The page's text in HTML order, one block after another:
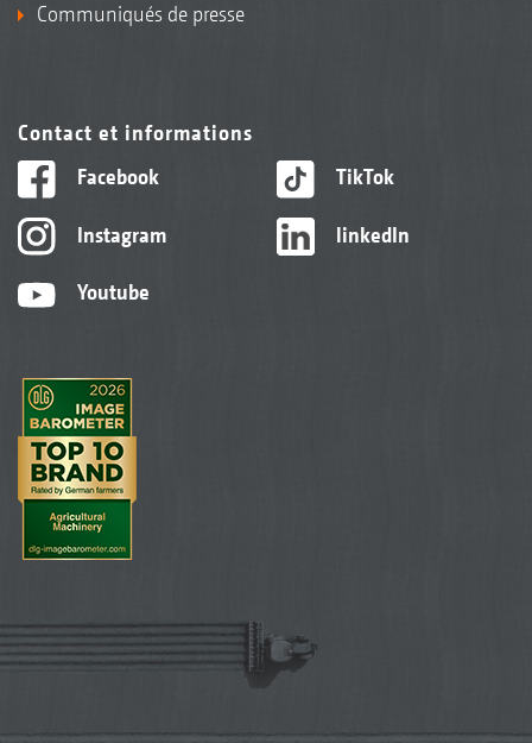
Communiqués de presse
Contact et informations
Facebook
Instagram
Youtube
TikTok
linkedIn